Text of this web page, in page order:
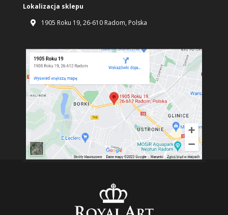
Lokalizacja sklepu
 1905 Roku 19, 26-610 Radom, Polska